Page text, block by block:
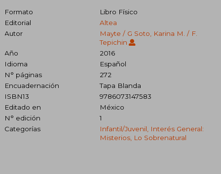
Formato
Libro Físico
Editorial
Altea
Autor
Mayte / G Soto, Karina M. / F.
Tepichin
Año
2016
Idioma
Español
N° páginas
272
Encuadernación
Tapa Blanda
ISBN13
9786073147583
Editado en
México
N° edición
1
Categorías
Infantil/juvenil, Interés General:
Misterios, Lo Sobrenatural